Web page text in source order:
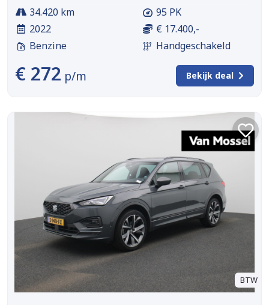
34.420 km
2022
Benzine
95 PK
€ 17.400,-
Handgeschakeld
€ 272 p/m Bekijk deal
BTW